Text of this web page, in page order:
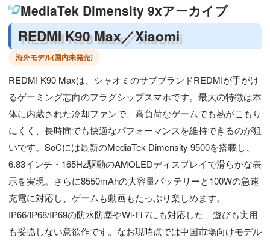
MediaTek Dimensity 9xアーカイブ
REDMI K90 Max／Xiaomi
海外モデル(国内未発売)
REDMI K90 Maxは、シャオミのサブブランドREDMIが手がけ
るゲーミング志向のフラグシップスマホです。最大の特徴は本
体に内蔵された冷却ファンで、高負荷なゲームでも熱がこもり
にくく、長時間でも快適なパフォーマンスを維持できるのが狙
いです。SoCには最新のMediaTek Dimensity 9500を搭載し、
6.83インチ・165Hz駆動のAMOLEDディスプレイで滑らかな表
示を実現。さらに8550mAhの大容量バッテリーと100Wの急速
充電に対応し、ゲームも動画もたっぷり楽しめます。
IP66/IP68/IP69の防水防塵やWi-Fi 7にも対応した、遊びも実用
も妥協しない意欲作です。なお現時点では中国市場向けモデル